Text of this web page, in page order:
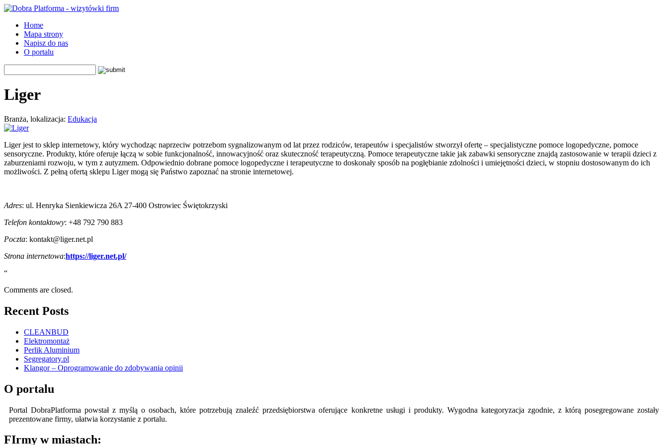
Home
Mapa strony
Napisz do nas
O portalu
Liger
Branża, lokalizacja: Edukacja
Liger jest to sklep internetowy, który wychodząc naprzeciw potrzebom sygnalizowanym od lat przez rodziców, terapeutów i specjalistów stworzył ofertę – specjalistyczne pomoce logopedyczne, pomoce
sensoryczne. Produkty, które oferuje łączą w sobie funkcjonalność, innowacyjność oraz skuteczność terapeutyczną. Pomoce terapeutyczne takie jak zabawki sensoryczne znajdą zastosowanie w terapii dzieci z
zaburzeniami rozwoju, w tym z autyzmem. Odpowiednio dobrane pomoce logopedyczne i terapeutyczne to doskonały sposób na pogłębianie zdolności i umiejętności dzieci, w stopniu dostosowanym do ich
możliwości. Z pełną ofertą sklepu Liger mogą się Państwo zapoznać na stronie internetowej.
Adres: ul. Henryka Sienkiewicza 26A 27-400 Ostrowiec Świętokrzyski
Telefon kontaktowy: +48 792 790 883
Poczta: kontakt@liger.net.pl
Strona internetowa:https://liger.net.pl/
“
Comments are closed.
Recent Posts
CLEANBUD
Elektromontaż
Perlik Aluminium
Segregatory.pl
Klangor – Oprogramowanie do zdobywania opinii
O portalu
Portal DobraPlatforma powstał z myślą o osobach, które potrzebują znaleźć przedsiębiorstwa oferujące konkretne usługi i produkty. Wygodna kategoryzacja zgodnie, z którą posegregowane zostały
prezentowane firmy, ułatwia korzystanie z portalu.
FIrmy w miastach: